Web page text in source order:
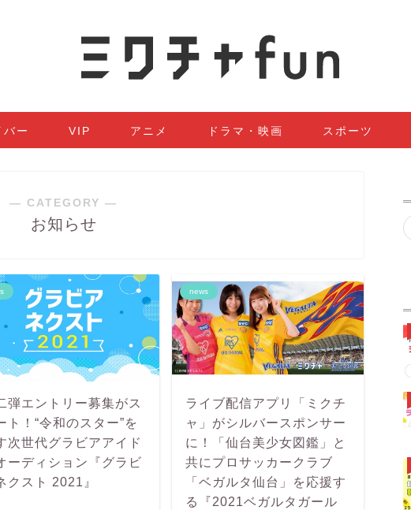
バー VIP アニメ ドラマ・映画 スポーツ
― CATEGORY ―
お知らせ
弾エントリー募集がス
ト！“令和のスター”を
次世代グラビアアイド
ーディション『グラビ
クスト 2021』
news
ライブ配信アプリ「ミクチ
ャ」がシルバースポンサー
に！「仙台美少女図鑑」と
共にプロサッカークラブ
「ベガルタ仙台」を応援す
る『2021ベガルタガール